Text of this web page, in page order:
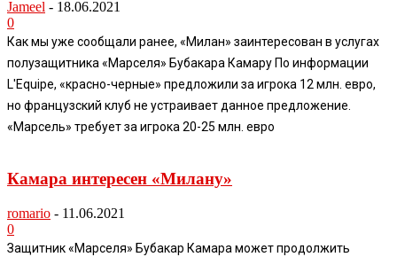
Jameel - 18.06.2021
0
Как мы уже сообщали ранее, «Милан» заинтересован в услугах
полузащитника «Марселя» Бубакара Камару По информации
L'Equipe, «красно-черные» предложили за игрока 12 млн. евро,
но французский клуб не устраивает данное предложение.
«Марсель» требует за игрока 20-25 млн. евро
Камара интересен «Милану»
romario - 11.06.2021
0
Защитник «Марселя» Бубакар Камара может продолжить